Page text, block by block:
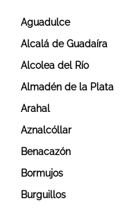
Aguadulce
Alcalá de Guadaíra
Alcolea del Río
Almadén de la Plata
Arahal
Aznalcóllar
Benacazón
Bormujos
Burguillos